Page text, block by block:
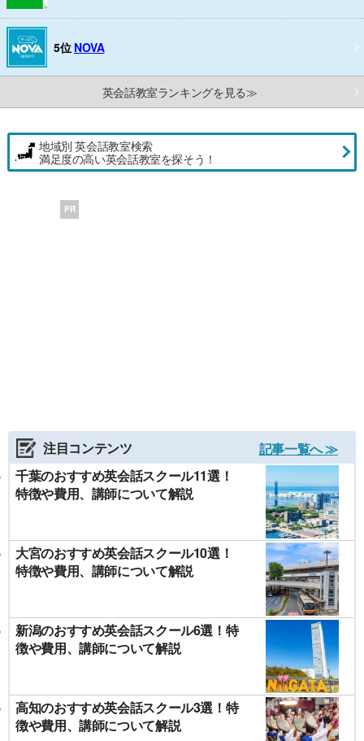
5位 NOVA
英会話教室ランキングを見る≫
地域別 英会話教室検索
満足度の高い英会話教室を探そう！
PR
注目コンテンツ
記事一覧へ ≫
千葉のおすすめ英会話スクール11選！
特徴や費用、講師について解説
大宮のおすすめ英会話スクール10選！
特徴や費用、講師について解説
新潟のおすすめ英会話スクール6選！特
徴や費用、講師について解説
高知のおすすめ英会話スクール3選！特
徴や費用、講師について解説